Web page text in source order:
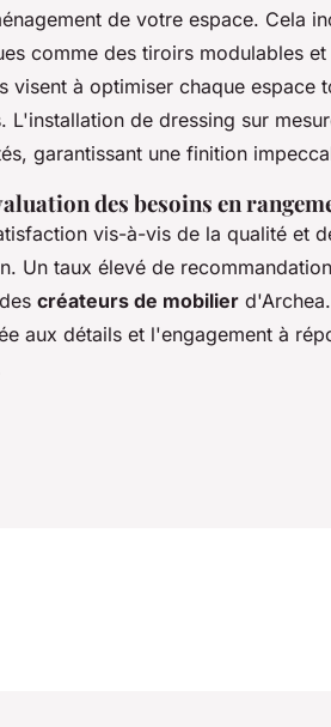
de votre espace. Cela
comme des tiroirs modulables et
visent à optimiser chaque espace
L'installation de dressing sur
garantissant une finition
des besoins en
vis-à-vis de la qualité et
Un taux élevé de
créateurs de mobilier
aux détails et l'engagement à